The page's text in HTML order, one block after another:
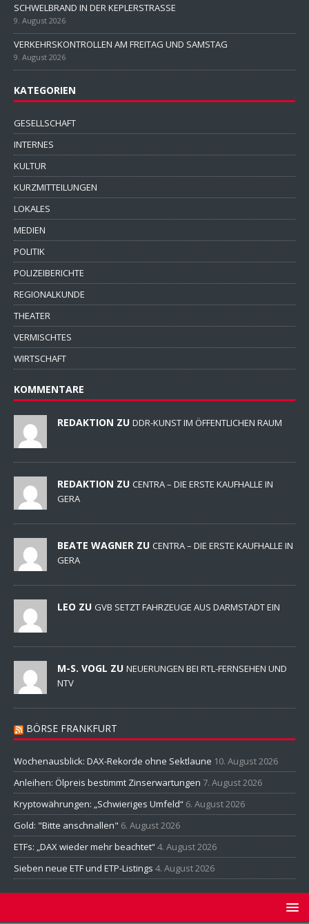
SCHWELBRAND IN DER KEPLERSTRASSE
9. August 2026
VERKEHRSKONTROLLEN AM FREITAG UND SAMSTAG
9. August 2026
KATEGORIEN
GESELLSCHAFT
INTERNES
KULTUR
KURZMITTEILUNGEN
LOKALES
MEDIEN
POLITIK
POLIZEIBERICHTE
REGIONALKUNDE
THEATER
VERMISCHTES
WIRTSCHAFT
KOMMENTARE
REDAKTION ZU DDR-KUNST IM ÖFFENTLICHEN RAUM
REDAKTION ZU CENTRA – DIE ERSTE KAUFHALLE IN
GERA
BEATE WAGNER ZU CENTRA – DIE ERSTE KAUFHALLE IN
GERA
LEO ZU GVB SETZT FAHRZEUGE AUS DARMSTADT EIN
M-S. VOGL ZU NEUERUNGEN BEI RTL-FERNSEHEN UND
NTV
BÖRSE FRANKFURT
Wochenausblick: DAX-Rekorde ohne Sektlaune 10. August 2026
Anleihen: Ölpreis bestimmt Zinserwartungen 7. August 2026
Kryptowährungen: „Schwieriges Umfeld“ 6. August 2026
Gold: "Bitte anschnallen" 6. August 2026
ETFs: „DAX wieder mehr beachtet“4. August 2026
Sieben neue ETF und ETP-Listings 4. August 2026